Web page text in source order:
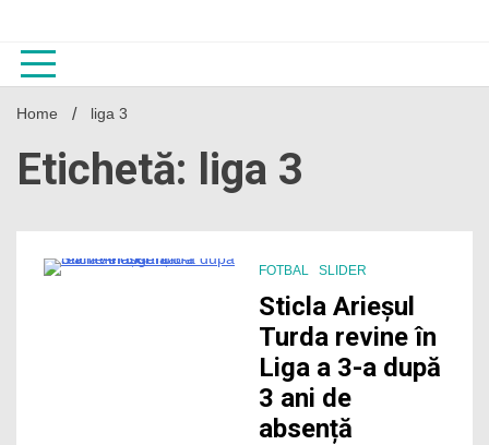
content
Home liga 3
Etichetă: liga 3
FOTBAL SLIDER
Sticla Arieșul
Turda revine în
Liga a 3-a după
3 ani de
absență